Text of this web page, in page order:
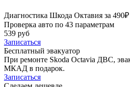
Диагностика Шкода Октавия за 490₽
Проверка авто по 43 параметрам
539 руб
Записаться
Бесплатный эвакуатор
При ремонте Skoda Octavia ДВС,
МКАД в подарок.
Записаться